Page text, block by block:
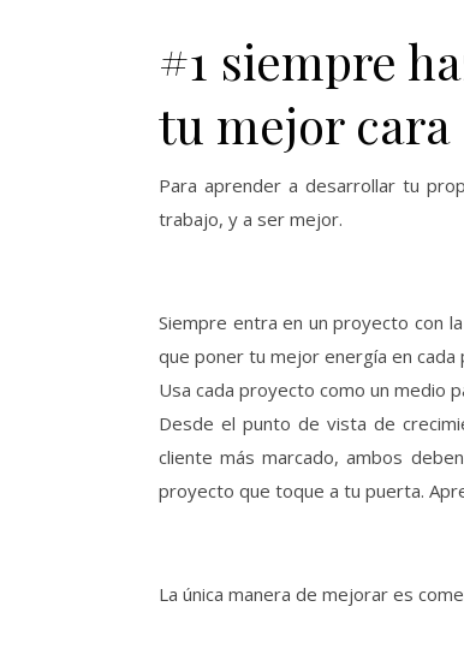
#1 siempre
tu mejor cara
Para aprender a desarrollar tu
trabajo, y a ser mejor.
Siempre entra en un proyecto con
que poner tu mejor energía en
Usa cada proyecto como un medio
Desde el punto de vista de
cliente más marcado, ambos
proyecto que toque a tu puerta.
La única manera de mejorar es